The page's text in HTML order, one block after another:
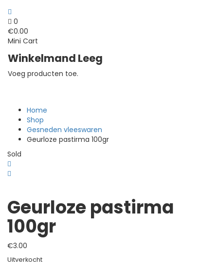
0
€0.00
Mini Cart
Winkelmand Leeg
Voeg producten toe.
Home
Shop
Gesneden vleeswaren
Geurloze pastirma 100gr
Sold
Geurloze pastirma
100gr
€3.00
Uitverkocht